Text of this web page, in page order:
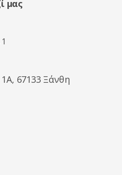
μας
1A, 67133 Ξάνθη